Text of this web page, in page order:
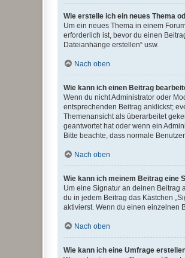
Wie erstelle ich ein neues Thema
Um ein neues Thema in einem
erforderlich ist, bevor du einen
Dateianhänge erstellen“ usw.
Nach oben
Wie kann ich einen Beitrag
Wenn du nicht Administrator oder
entsprechenden Beitrag anklickst;
Themenansicht als überarbeitet
geantwortet hat oder wenn ein
Bitte beachte, dass normale
Nach oben
Wie kann ich meinem Beitrag eine
Um eine Signatur an deinen Beitrag
du in jedem Beitrag das Kästchen
aktivierst. Wenn du einen einzelnen
Nach oben
Wie kann ich eine Umfrage